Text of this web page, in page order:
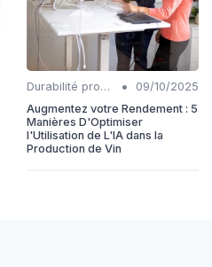
Durabilité production •
09/10/2025
Augmentez votre Rendement : 5
Manières D'Optimiser
l'Utilisation de L'IA dans la
Production de Vin